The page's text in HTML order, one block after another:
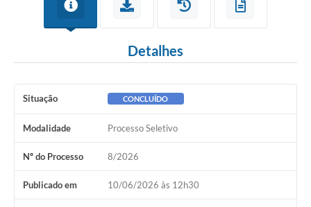
Detalhes
Situação CONCLUÍDO
Modalidade Processo Seletivo
Nº do Processo 8/2026
Publicado em 10/06/2026 às 12h30